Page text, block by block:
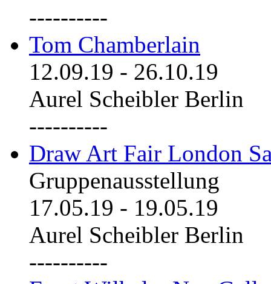
----------
Tom Chamberlain
12.09.19 - 26.10.19
Aurel Scheibler Berlin
----------
Draw Art Fair London
Gruppenausstellung
17.05.19 - 19.05.19
Aurel Scheibler Berlin
----------